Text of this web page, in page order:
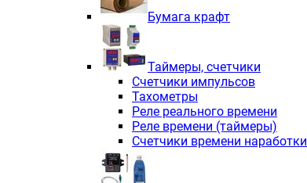
Бумага крафт
Таймеры, счетчики
Счетчики импульсов
Тахометры
Реле реального времени
Реле времени (таймеры)
Счетчики времени наработки